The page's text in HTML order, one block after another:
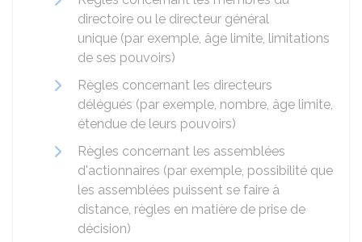
directoire ou le directeur général
unique (par exemple, âge limite, limitations
de ses pouvoirs)
Règles concernant les directeurs
délégués (par exemple, nombre, âge limite,
étendue de leurs pouvoirs)
Règles concernant les assemblées
d'actionnaires (par exemple, possibilité que
les assemblées puissent se faire à
distance, règles en matière de prise de
décision)